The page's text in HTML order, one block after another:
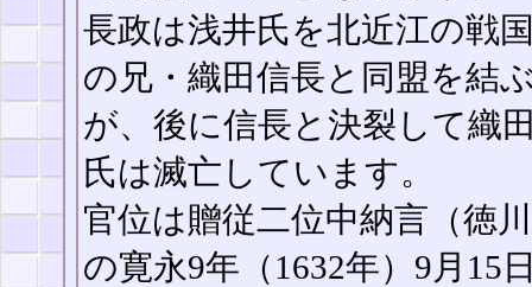
長政は浅井氏を北近江の戦
の兄・織田信長と同盟を結
が、後に信長と決裂して織
氏は滅亡しています。
官位は贈従二位中納言（徳
の寛永9年（1632年）9月15